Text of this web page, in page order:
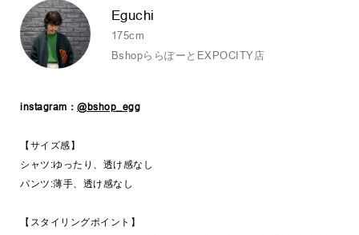
Eguchi
175cm
BshopららぽーとEXPOCITY店
instagram： @bshop_egg
【サイズ感】
シャツ:ゆったり、透け感なし
パンツ:薄手、透け感なし
【スタイリングポイント】